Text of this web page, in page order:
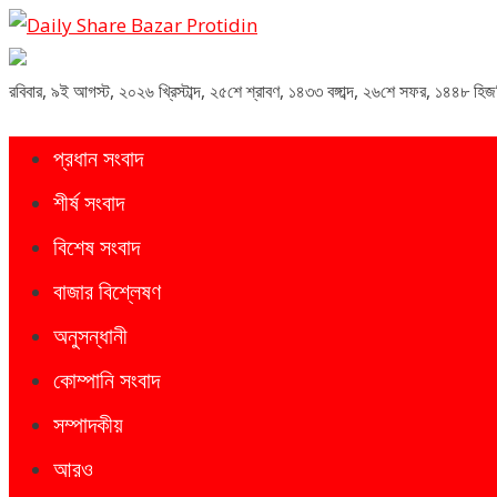
Daily Share Bazar Protidin
Daily ShareBazar Protidin
রবিবার, ৯ই আগস্ট, ২০২৬ খ্রিস্টাব্দ, ২৫শে শ্রাবণ, ১৪৩৩ বঙ্গাব্দ, ২৬শে সফর, ১৪৪৮
প্রধান সংবাদ
শীর্ষ সংবাদ
বিশেষ সংবাদ
বাজার বিশ্লেষণ
অনুসন্ধানী
কোম্পানি সংবাদ
সম্পাদকীয়
আরও